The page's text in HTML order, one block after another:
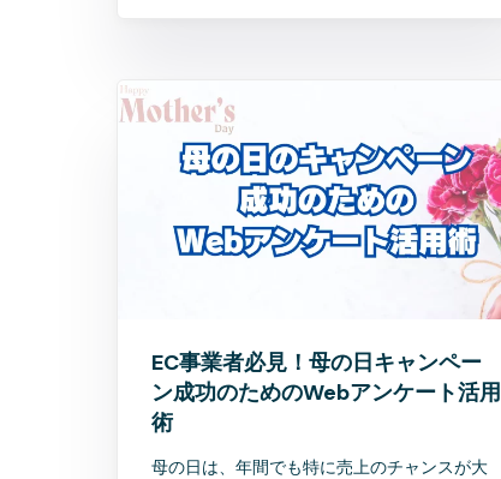
EC事業者必見！母の日キャンペー
ン成功のためのWebアンケート活用
術
母の日は、年間でも特に売上のチャンスが大